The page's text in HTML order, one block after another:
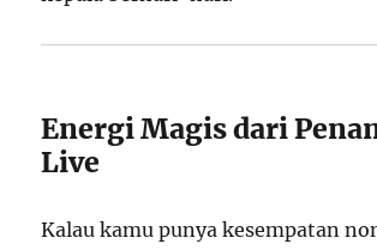
Energi Magis dari
Live
Kalau kamu punya kesempatan